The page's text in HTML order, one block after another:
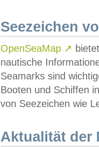
Seezeichen
OpenSeaMap ↗
nautische
Seamarks sind
Booten und Schiffen
von Seezeichen wie
Aktualität der